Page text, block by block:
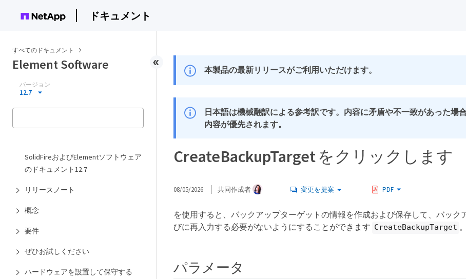
ドキュメント
すべてのドキュメント
Element Software
バージョン
12.7
SolidFireおよびElementソフトウェア
のドキュメント12.7
リリースノート
概念
要件
ぜひお試しください
ハードウェアを設置して保守する
本製品の最新リリースがご利用いただけます。
日本語は機械翻訳による参考訳です。内容に矛盾や不一致があった場
内容が優先されます。
CreateBackupTarget をクリックします
08/05/2026 共同作成者 変更を提案 PDF
を使用すると、バックアップターゲットの情報を作成および保存して、バック
びに再入力する必要がないようにすることができます CreateBackupTarget 。
パラメータ